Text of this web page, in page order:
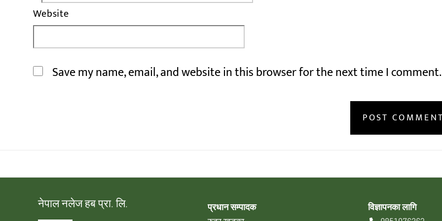
Website
Save my name, email, and website in this browser for the next time I comment.
नेपाल नलेज हब प्रा. लि.
प्रधान सम्पादक
विज्ञापनका लागि